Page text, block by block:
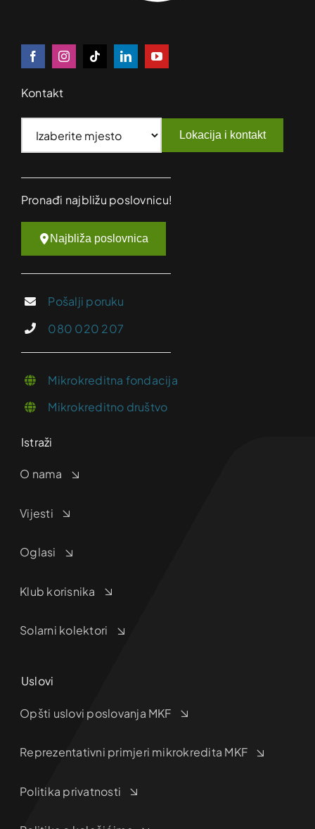
Kontakt
Lokacija i kontakt
Pronađi najbližu poslovnicu!
Najbliža poslovnica
Pošalji poruku
080 020 207
Mikrokreditna fondacija
Mikrokreditno društvo
Istraži
O nama
Vijesti
Oglasi
Klub korisnika
Solarni kolektori
Uslovi
Opšti uslovi poslovanja MKF
Reprezentativni primjeri mikrokredita MKF
Politika privatnosti